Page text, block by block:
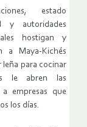
estado
y autoridades
hostigan y
a Maya-Kichés
leña para cocinar
le abren las
a empresas que
los días.